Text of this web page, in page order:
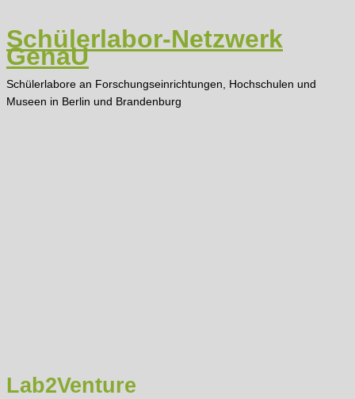
Inhalt
springen
Schülerlabor-Netzwerk
GenaU
Schülerlabore an Forschungseinrichtungen, Hochschulen und
Museen in Berlin und Brandenburg
Lab2Venture